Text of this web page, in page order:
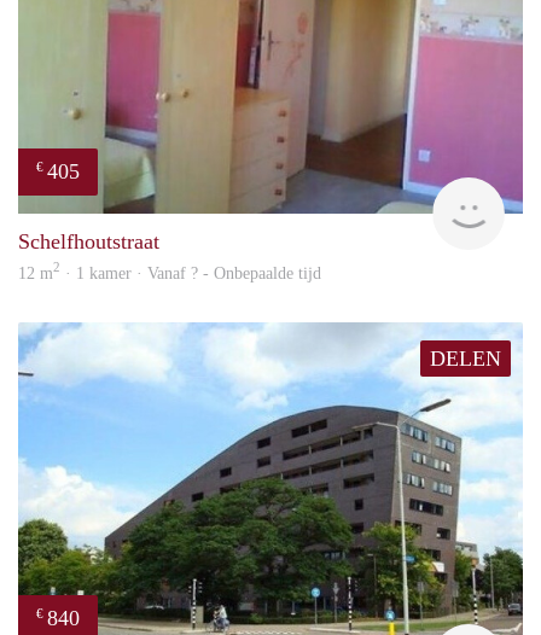
€ 405
Schelfhoutstraat
12 m2 · 1 kamer · Vanaf ? - Onbepaalde tijd
DELEN
€ 840